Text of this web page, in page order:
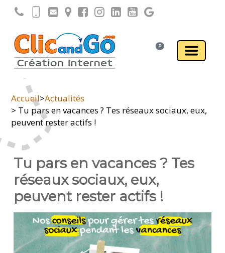
0
Accueil>Actualités
> Tu pars en vacances ? Tes réseaux sociaux, eux,
peuvent rester actifs !
Tu pars en vacances ? Tes
réseaux sociaux, eux,
peuvent rester actifs !